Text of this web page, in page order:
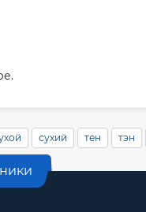
лет 7
сухий тен тэн